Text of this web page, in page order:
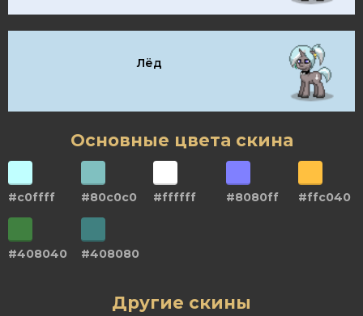
Лёд
Основные цвета скина
#c0ffff #80c0c0 #ffffff #8080ff #ffc040
#408040 #408080
Другие скины